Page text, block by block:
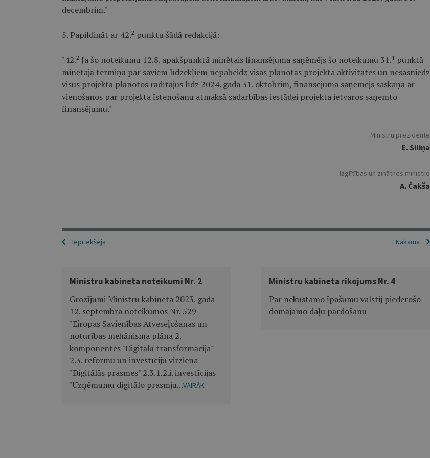
decembrim."
5. Papildināt ar 42.2 punktu šādā redakcijā:
"42.2 Ja šo noteikumu 12.8. apakšpunktā minētais finansējuma saņēmējs šo noteikumu 31. 1 punktā
minētajā termiņā par saviem līdzekļiem nepabeidz visas plānotās projekta aktivitātes un nesasniedz
visus projektā plānotos rādītājus līdz 2024. gada 31. oktobrim, finansējuma saņēmējs saskaņā ar
vienošanos par projekta īstenošanu atmaksā sadarbības iestādei projekta ietvaros saņemto
finansējumu."
Ministru prezidente
E. Siliņa
Izglītības un zinātnes ministre
A. Čakša
Iepriekšējā Nākamā
Ministru kabineta noteikumi Nr. 2
Grozījumi Ministru kabineta 2023. gada
12. septembra noteikumos Nr. 529
"Eiropas Savienības Atveseļošanas un
noturības mehānisma plāna 2.
komponentes "Digitālā transformācija"
2.3. reformu un investīciju virziena
"Digitālās prasmes" 2.3.1.2.i. investīcijas
"Uzņēmumu digitālo prasmju...VAIRĀK
Ministru kabineta rīkojums Nr. 4
Par nekustamo īpašumu valstij piederošo
domājamo daļu pārdošanu